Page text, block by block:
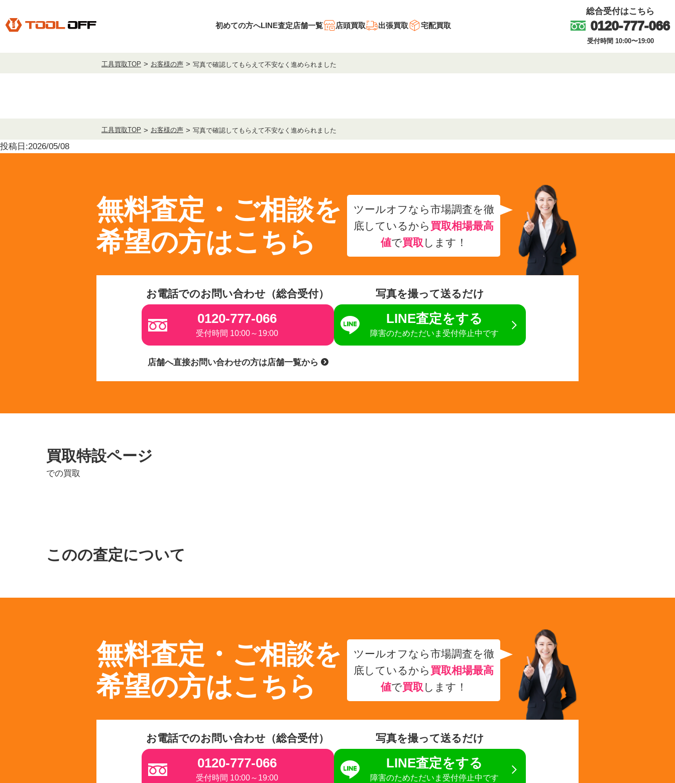
初めての方へLINE査定店舗一覧 店頭買取 出張買取 宅配買取
総合受付はこちら
0120-777-066
受付時間 10:00〜19:00
工具買取TOP お客様の声 写真で確認してもらえて不安なく進められました
工具買取TOP お客様の声 写真で確認してもらえて不安なく進められました
投稿日:2026/05/08
無料査定・ご相談を
希望の方はこちら
ツールオフなら市場調査を徹
底しているから 買取相場最高
値で買取 します！
お電話でのお問い合わせ（総合受付）
0120-777-066
受付時間 10:00～19:00
写真を撮って送るだけ
LINE査定をする
障害のためただいま受付停止中です
店舗へ直接お問い合わせの方は店舗一覧から
買取特設ページ
での買取
このの査定について
無料査定・ご相談を
希望の方はこちら
ツールオフなら市場調査を徹
底しているから 買取相場最高
値で買取 します！
お電話でのお問い合わせ（総合受付）
0120-777-066
受付時間 10:00～19:00
写真を撮って送るだけ
LINE査定をする
障害のためただいま受付停止中です